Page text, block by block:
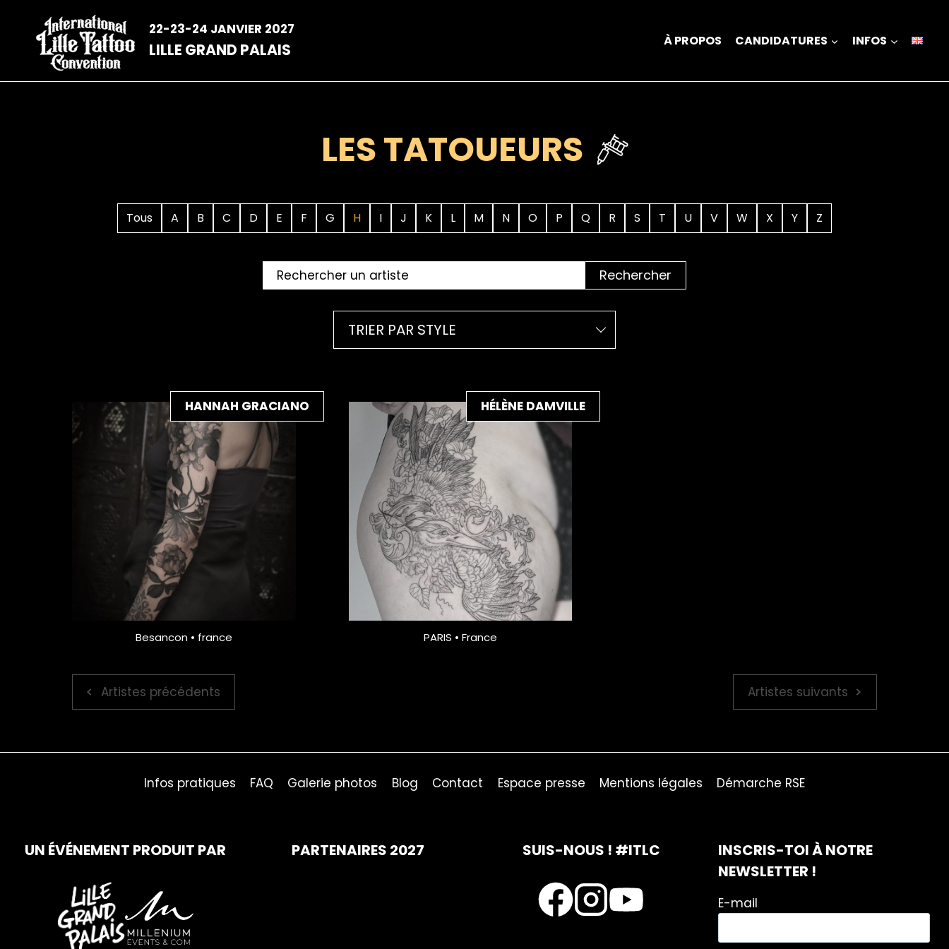
contenu
22-23-24 JANVIER 2027
LILLE GRAND PALAIS À PROPOS CANDIDATURES INFOS
LES TATOUEURS
Tous A B C D E F G H I J K L M N O P Q R S T U V W X Y Z
Rechercher
TRIER PAR STYLE
HANNAH GRACIANO
Besancon • france
HÉLÈNE DAMVILLE
PARIS • France
Artistes précédents Artistes suivants
Infos pratiques FAQ Galerie photos Blog Contact Espace presse Mentions légales Démarche RSE
UN ÉVÉNEMENT PRODUIT PAR PARTENAIRES 2027 SUIS-NOUS ! #ITLC
INSCRIS-TOI À NOTRE
NEWSLETTER !
E-mail